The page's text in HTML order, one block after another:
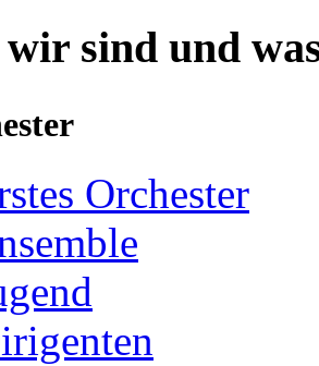
sind und
Orchester